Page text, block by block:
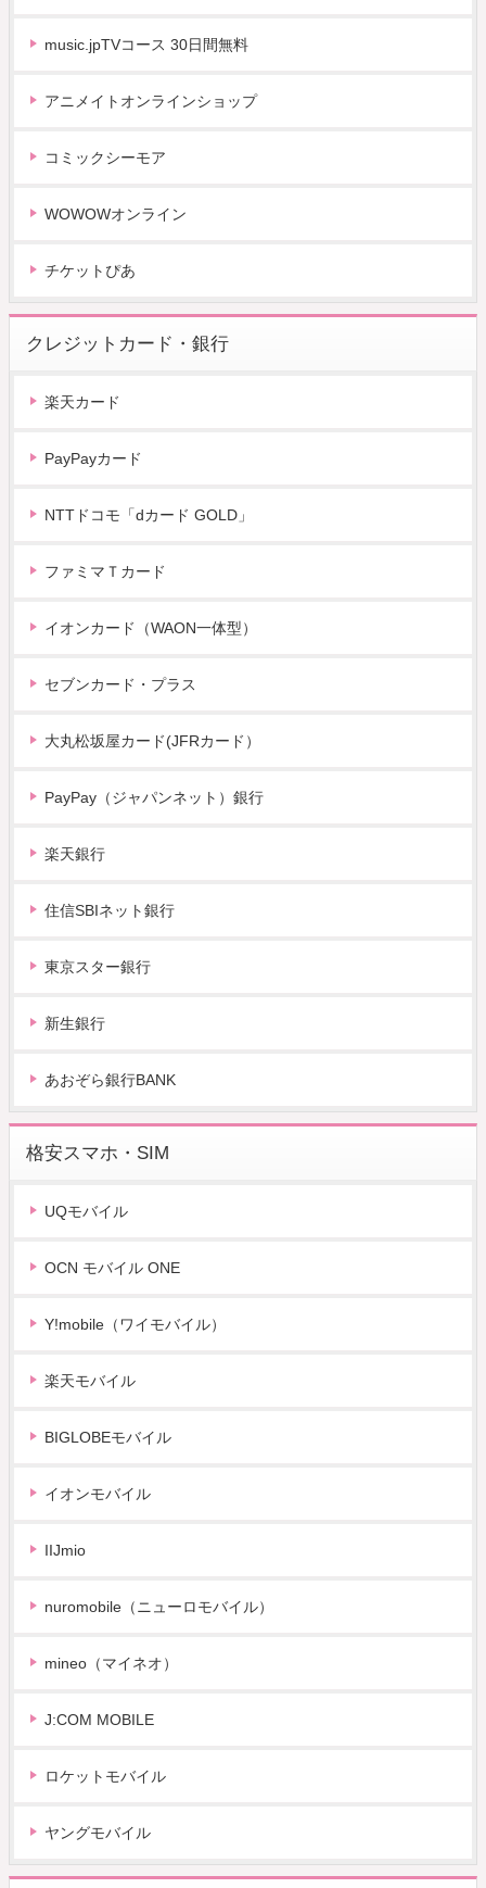
music.jpTVコース 30日間無料
アニメイトオンラインショップ
コミックシーモア
WOWOWオンライン
チケットぴあ
クレジットカード・銀行
楽天カード
PayPayカード
NTTドコモ「dカード GOLD」
ファミマＴカード
イオンカード（WAON一体型）
セブンカード・プラス
大丸松坂屋カード(JFRカード）
PayPay（ジャパンネット）銀行
楽天銀行
住信SBIネット銀行
東京スター銀行
新生銀行
あおぞら銀行BANK
格安スマホ・SIM
UQモバイル
OCN モバイル ONE
Y!mobile（ワイモバイル）
楽天モバイル
BIGLOBEモバイル
イオンモバイル
IIJmio
nuromobile（ニューロモバイル）
mineo（マイネオ）
J:COM MOBILE
ロケットモバイル
ヤングモバイル